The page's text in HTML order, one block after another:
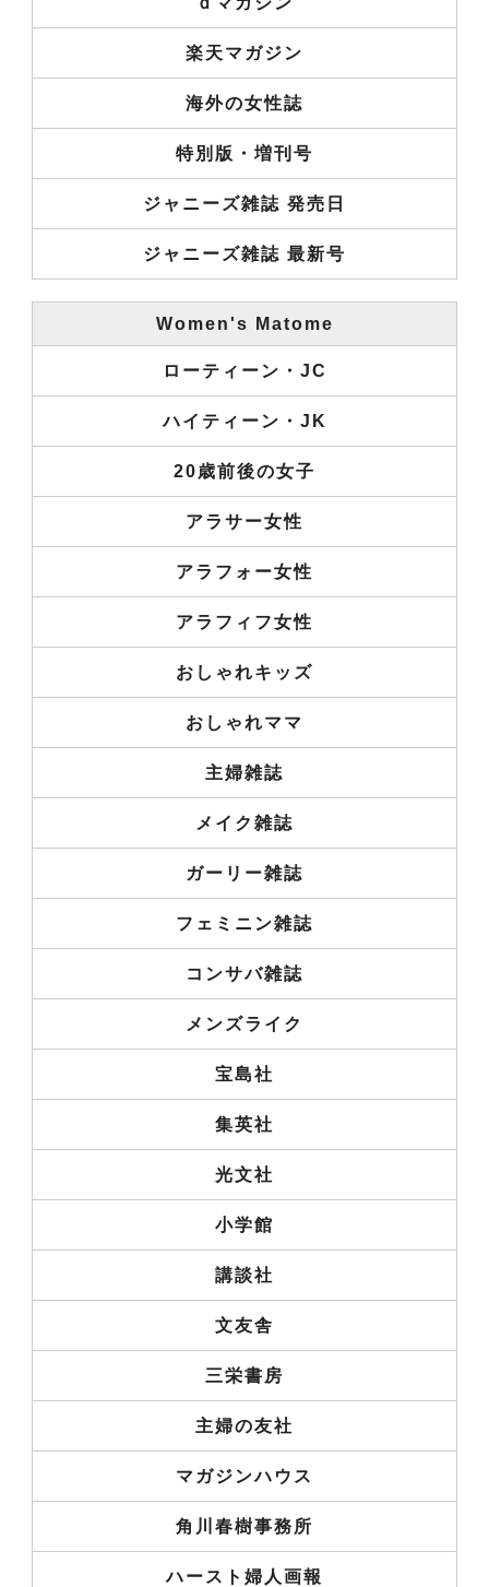
楽天マガジン
海外の女性誌
特別版・増刊号
ジャニーズ雑誌 発売日
ジャニーズ雑誌 最新号
Women's Matome
ローティーン・JC
ハイティーン・JK
20歳前後の女子
アラサー女性
アラフォー女性
アラフィフ女性
おしゃれキッズ
おしゃれママ
主婦雑誌
メイク雑誌
ガーリー雑誌
フェミニン雑誌
コンサバ雑誌
メンズライク
宝島社
集英社
光文社
小学館
講談社
文友舎
三栄書房
主婦の友社
マガジンハウス
角川春樹事務所
ハースト婦人画報